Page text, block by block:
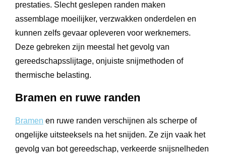
prestaties. Slecht geslepen randen maken
assemblage moeilijker, verzwakken onderdelen en
kunnen zelfs gevaar opleveren voor werknemers.
Deze gebreken zijn meestal het gevolg van
gereedschapsslijtage, onjuiste snijmethoden of
thermische belasting.
Bramen en ruwe randen
Bramen en ruwe randen verschijnen als scherpe of
ongelijke uitsteeksels na het snijden. Ze zijn vaak het
gevolg van bot gereedschap, verkeerde snijsnelheden